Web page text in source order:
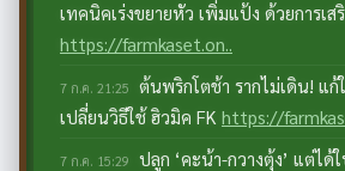
เทคนิคเร่งขยายหัว เพิ่มแป้ง ด้วยการเ
https://farmkaset.on..
7 ก.ค. 21:25 ต้นพริกโตช้า รากไม่เดิน! แก้
เปลี่ยนวิธีใช้ ฮิวมิค FK https://
7 ก.ค. 15:29 ปลูก ‘คะน้า-กวางตุ้ง’ แต่ได้